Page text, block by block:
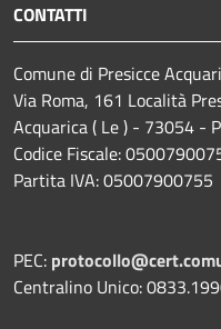
CONTATTI
Comune di Presicce
Via Roma, 161 Località
Acquarica ( Le ) - 73054 -
Codice Fiscale:
Partita IVA: 05007900755
PEC:
Centralino Unico: